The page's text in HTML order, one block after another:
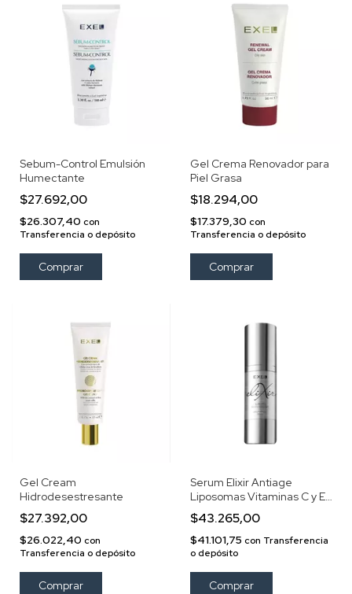
Sebum-Control Emulsión
Humectante
$27.692,00
$26.307,40 con
Transferencia o depósito
Gel Crema Renovador para
Piel Grasa
$18.294,00
$17.379,30 con
Transferencia o depósito
Gel Cream
Hidrodesestresante
$27.392,00
$26.022,40 con
Transferencia o depósito
Serum Elixir Antiage
Liposomas Vitaminas C y E
30ml Exel
$43.265,00
$41.101,75 con Transferencia
o depósito